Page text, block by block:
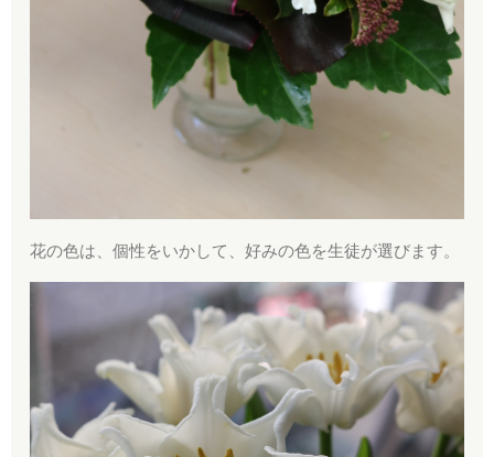
花の色は、個性をいかして、好みの色を生徒が選びます。